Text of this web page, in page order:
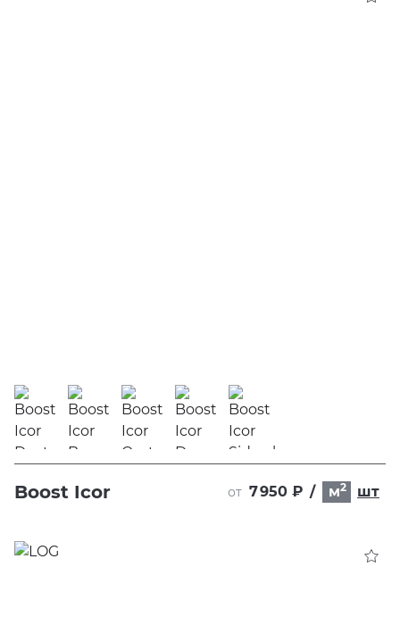
Boost Icor от 7 950 ₽ / м2 шт